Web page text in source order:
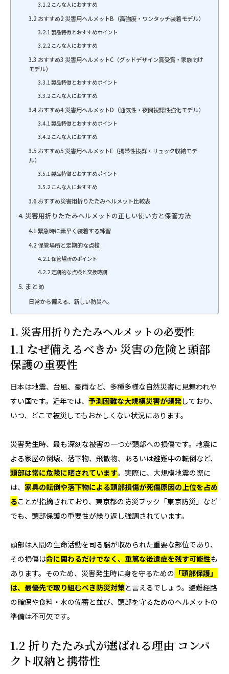
3.1.2 こんな人におすすめ
3.2 おすすめ2 災害用ヘルメットB（高強度・ワンタッチ装着モデル）
3.2.1 製品特徴とおすすめポイント
3.2.2 こんな人におすすめ
3.3 おすすめ3 災害用ヘルメットC（グッドデザイン賞受賞・家族向け
モデル）
3.3.1 製品特徴とおすすめポイント
3.3.2 こんな人におすすめ
3.4 おすすめ4 災害用ヘルメットD（通気性・夜間視認性強化モデル）
3.4.1 製品特徴とおすすめポイント
3.4.2 こんな人におすすめ
3.5 おすすめ5 災害用ヘルメットE（携帯性抜群・リュック収納モデ
ル）
3.5.1 製品特徴とおすすめポイント
3.5.2 こんな人におすすめ
3.6 おすすめ災害用折りたたみヘルメット比較表
4. 災害用折りたたみヘルメットの正しい使い方と保管方法
4.1 緊急時に素早く装着する練習
4.2 保管場所と定期的な点検
4.2.1 保管場所のポイント
4.2.2 定期的な点検と交換時期
5. まとめ
日常から備える、新しい防災へ。
1. 災害用折りたたみヘルメットの必要性
1.1 なぜ備えるべきか 災害の危険と頭部
保護の重要性
日本は地震、台風、豪雨など、多種多様な自然災害に見舞われや
すい国です。近年では、 予測困難な大規模災害が頻発しており、
いつ、どこで被災してもおかしくない状況にあります。
災害発生時、最も深刻な被害の一つが頭部への損傷です。地震に
よる家屋の倒壊、落下物、飛散物、あるいは避難中の転倒など、
頭部は常に危険に晒されています。実際に、大規模地震の際に
は、 家具の転倒や落下物による頭部損傷が死傷原因の上位を占め
ることが指摘されており、東京都の防災ブック「東京防災 」など
でも、頭部保護の重要性が繰り返し強調されています。
頭部は人間の生命活動を司る脳が収められた重要な部位であり、
その損傷は命に関わるだけでなく、重篤な後遺症を残す可能性も
あります。そのため、災害発生時に身を守るための 「頭部保護」
は、最優先で取り組むべき防災対策と言えるでしょう。避難経路
の確保や食料・水の備蓄と並び、頭部を守るためのヘルメットの
準備は不可欠です。
1.2 折りたたみ式が選ばれる理由 コンパ
クト収納と携帯性